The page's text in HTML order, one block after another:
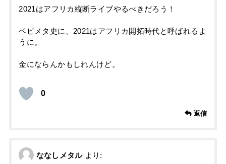
2021はアフリカ縦断ライブやるべきだろう！
ベビメタ史に、2021はアフリカ開拓時代と呼ばれるよ
うに。
金にならんかもしれんけど。
0
返信
ななしメタル より: